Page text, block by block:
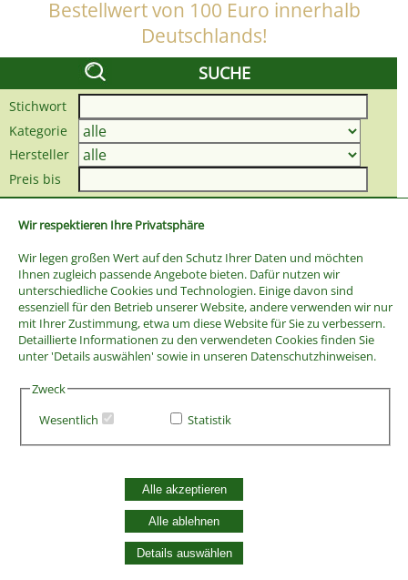
Wir respektieren Ihre Privatsphäre
Wir legen großen Wert auf den Schutz Ihrer Daten und möchten
Ihnen zugleich passende Angebote bieten. Dafür nutzen wir
unterschiedliche Cookies und Technologien. Einige davon sind
essenziell für den Betrieb unserer Website, andere verwenden wir nur
mit Ihrer Zustimmung, etwa um diese Website für Sie zu verbessern.
Detaillierte Informationen zu den verwendeten Cookies finden Sie
unter 'Details auswählen' sowie in unseren Datenschutzhinweisen.
Zweck
Wesentlich
Statistik
Alle akzeptieren
Alle ablehnen
Details auswählen
Bestellwert von 100 Euro innerhalb
Deutschlands!
SUCHE
Stichwort
Kategorie
Hersteller
Preis bis
Widerrufsbelehrung
Vertrag widerrufen
Datenschutzerklärung
Zahlung und Versand
Batterieentsorgung